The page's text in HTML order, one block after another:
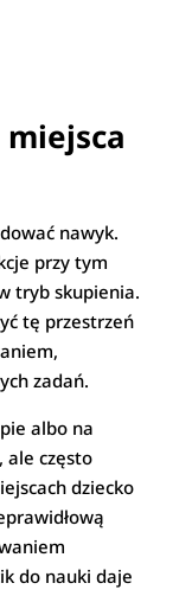
nawyk.
przy tym
tryb skupienia.
tę przestrzeń
zadań.
albo na
ale często
dziecko
do nauki daje